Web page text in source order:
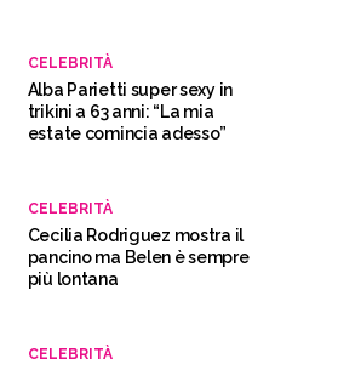
CELEBRITÀ
Alba Parietti super sexy in
trikini a 63 anni: “La mia
estate comincia adesso”
CELEBRITÀ
Cecilia Rodriguez mostra il
pancino ma Belen è sempre
più lontana
CELEBRITÀ